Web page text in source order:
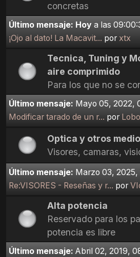
concretas
Último mensaje: Hoy a las
¡Ojo al dato! La Macavit... por xtx
Tecnica, Tuning y
aire comprimido
Para los que no se
Último mensaje: Mayo 05, 2022,
Modificar tarado de un r... por Lobo
Optica y otros
Visores, camaras,
Último mensaje: Marzo 03, 2025,
Re:VISORES - Reseñas y r... por
Alta potencia
Reservado para los
potencia es libre
Último mensaje: Abril 02, 2019,